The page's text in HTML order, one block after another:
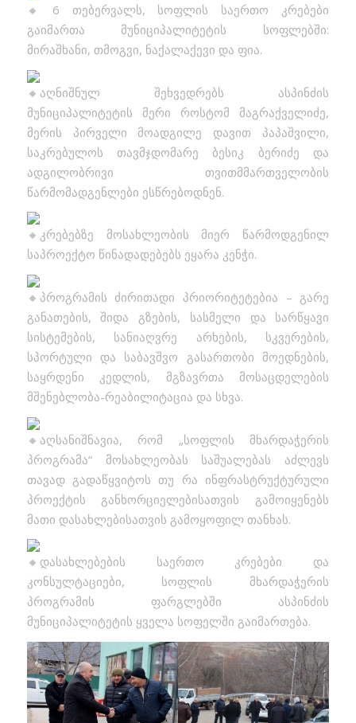
6 თებერვალს, სოფლის საერთო კრებები
გაიმართა მუნიციპალიტეტის სოფლებში:
მირაშხანი, თმოგვი, ნაქალაქევი და ფია.
აღნიშნულ შეხვედრებს ასპინძის
მუნიციპალიტეტის მერი როსტომ მაგრაქველიძე,
მერის პირველი მოადგილე დავით პაპაშვილი,
საკრებულოს თავმჯდომარე ბესიკ ბერიძე და
ადგილობრივი თვითმმართველობის
წარმომადგენლები ესწრებოდნენ.
კრებებზე მოსახლეობის მიერ წარმოდგენილ
საპროექტო წინადადებებს ეყარა კენჭი.
პროგრამის ძირითადი პრიორიტეტებია – გარე
განათების, შიდა გზების, სასმელი და სარწყავი
სისტემების, სანიაღვრე არხების, სკვერების,
სპორტული და საბავშვო გასართობი მოედნების,
საყრდენი კედლის, მგზავრთა მოსაცდელების
მშენებლობა-რეაბილიტაცია და სხვა.
აღსანიშნავია, რომ „სოფლის მხარდაჭერის
პროგრამა“ მოსახლეობას საშუალებას აძლევს
თავად გადაწყვიტოს თუ რა ინფრასტრუქტურული
პროექტის განხორციელებისათვის გამოიყენებს
მათი დასახლებისათვის გამოყოფილ თანხას.
დასახლებების საერთო კრებები და
კონსულტაციები, სოფლის მხარდაჭერის
პროგრამის ფარგლებში ასპინძის
მუნიციპალიტეტის ყველა სოფელში გაიმართება.